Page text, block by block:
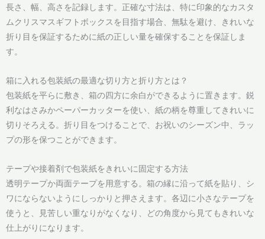
長さ、幅、高さを記録します。正確な寸法は、特に印象的なカスタ
ムクリスマスギフトボックスを目指す場合、無駄を避け、きれいな
折り目を保証するために紙の正しい量を確保することを保証しま
す。
箱に入れる包装紙の最適な切り方と折り方とは？
包装紙を平らに敷き、箱の四方に余白ができるように置きます。鋭
利なはさみかペーパーカッターを使い、紙の柄を尊重してきれいに
切りそろえる。折り目をつけることで、お祝いのシーズン中、ラッ
プの形を保つことができます。
テープや接着剤で包装紙をきれいに固定する方法
透明テープか両面テープを用意する。箱の縁に沿って紙を貼り、シ
ワにならないようにしっかりと押さえます。各辺に小さなテープを
使うと、見苦しい重なりがなくなり、どの角度から見てもきれいな
仕上がりになります。